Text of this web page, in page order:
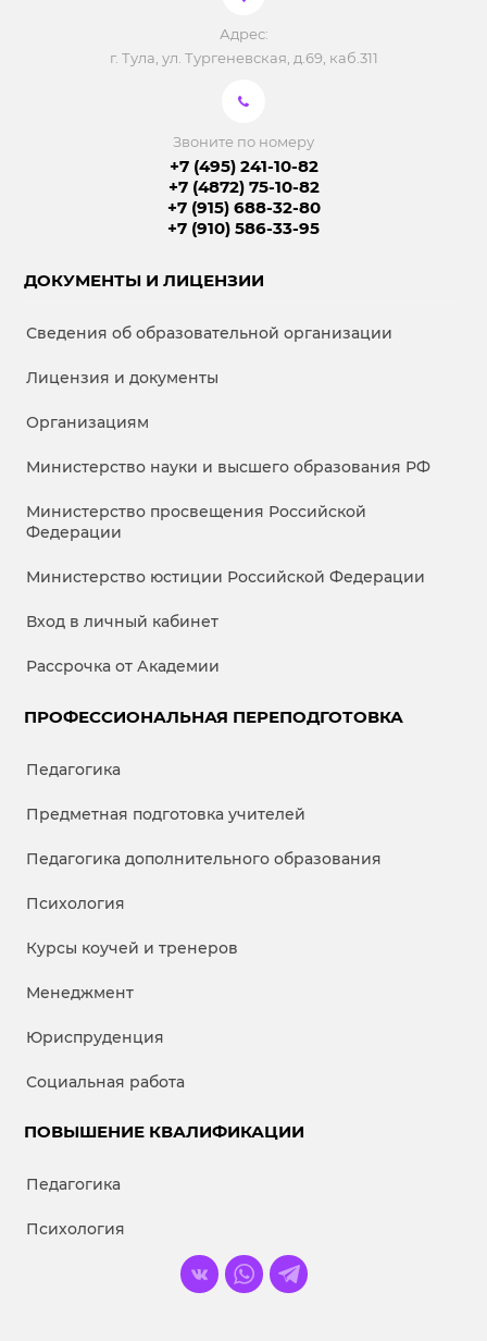
Адрес:
г. Тула, ул. Тургеневская, д.69, каб.311
Звоните по номеру
+7 (495) 241-10-82
+7 (4872) 75-10-82
+7 (915) 688-32-80
+7 (910) 586-33-95
ДОКУМЕНТЫ И ЛИЦЕНЗИИ
Сведения об образовательной организации
Лицензия и документы
Организациям
Министерство науки и высшего образования РФ
Министерство просвещения Российской
Федерации
Министерство юстиции Российской Федерации
Вход в личный кабинет
Рассрочка от Академии
ПРОФЕССИОНАЛЬНАЯ ПЕРЕПОДГОТОВКА
Педагогика
Предметная подготовка учителей
Педагогика дополнительного образования
Психология
Курсы коучей и тренеров
Менеджмент
Юриспруденция
Социальная работа
ПОВЫШЕНИЕ КВАЛИФИКАЦИИ
Педагогика
Психология